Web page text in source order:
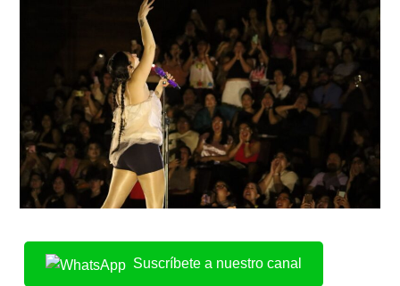
Suscríbete a nuestro canal